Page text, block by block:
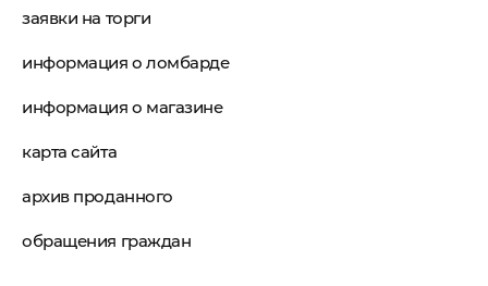
заявки на торги
информация о ломбарде
информация о магазине
карта сайта
архив проданного
обращения граждан